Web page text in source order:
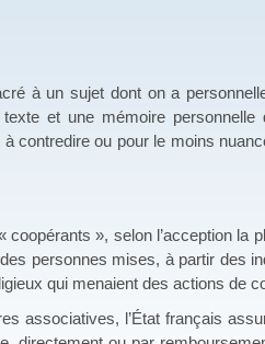
à un sujet dont on a
texte et une mémoire
contredire ou pour le moins
», selon l’acception la
personnes mises, à partir des
qui menaient des actions de
associatives, l’État français